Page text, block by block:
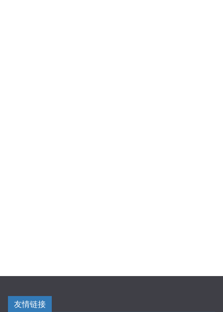
友情链接